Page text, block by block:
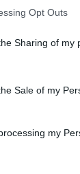
Opt Outs
Sharing of my
Sale of my
my
dos
Benfica